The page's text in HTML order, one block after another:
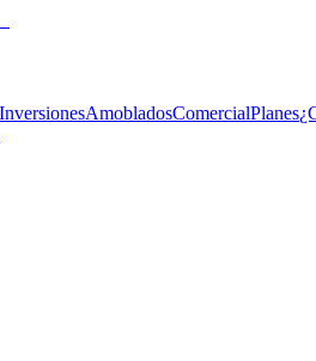
InversionesAmobladosComercialPlanes